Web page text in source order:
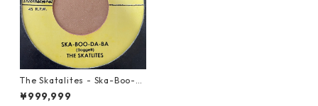
The Skatalites - Ska-Boo-D
a-Ba【7-21123】
¥999,999